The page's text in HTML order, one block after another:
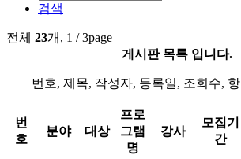
검색
전체 23개, 1 / 3page
게시판 목록 입니다.
번호, 제목, 작성자, 등록일, 조회수,
번
호
분야 대상
프로
그램
명
강사
모집기
간